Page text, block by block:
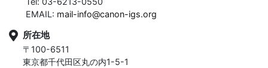
EMAIL: mail-info@canon-igs.org
所在地
〒100-6511
東京都千代田区丸の内1-5-1